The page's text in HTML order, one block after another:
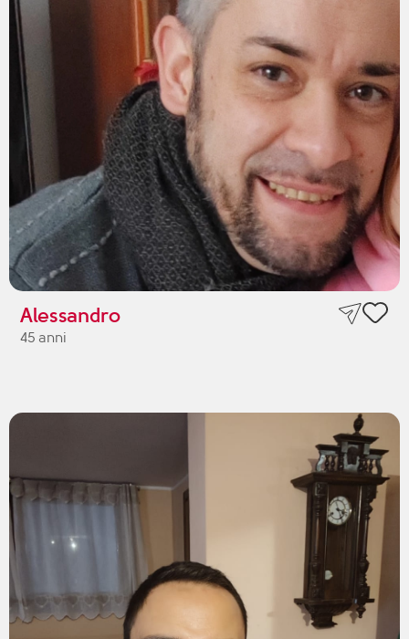
Alessandro
45 anni